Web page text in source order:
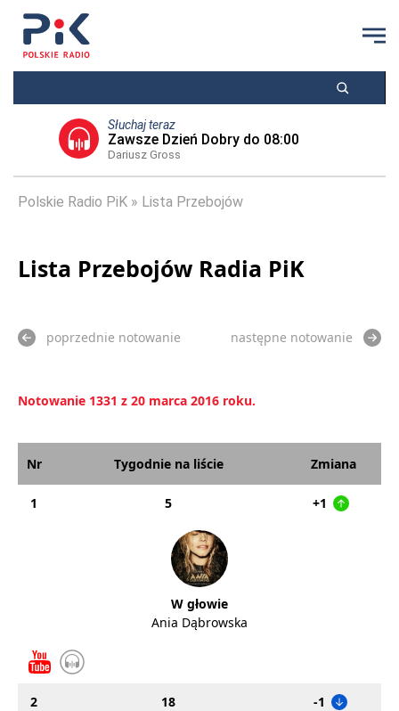
Słuchaj teraz
Zawsze Dzień Dobry do 08:00
Dariusz Gross
Polskie Radio PiK Lista Przebojów
Lista Przebojów Radia PiK
poprzednie notowanie następne notowanie
Notowanie 1331 z 20 marca 2016 roku.
Nr Tygodnie na liście Zmiana
1 5 +1
W głowie
Ania Dąbrowska
2 18 -1